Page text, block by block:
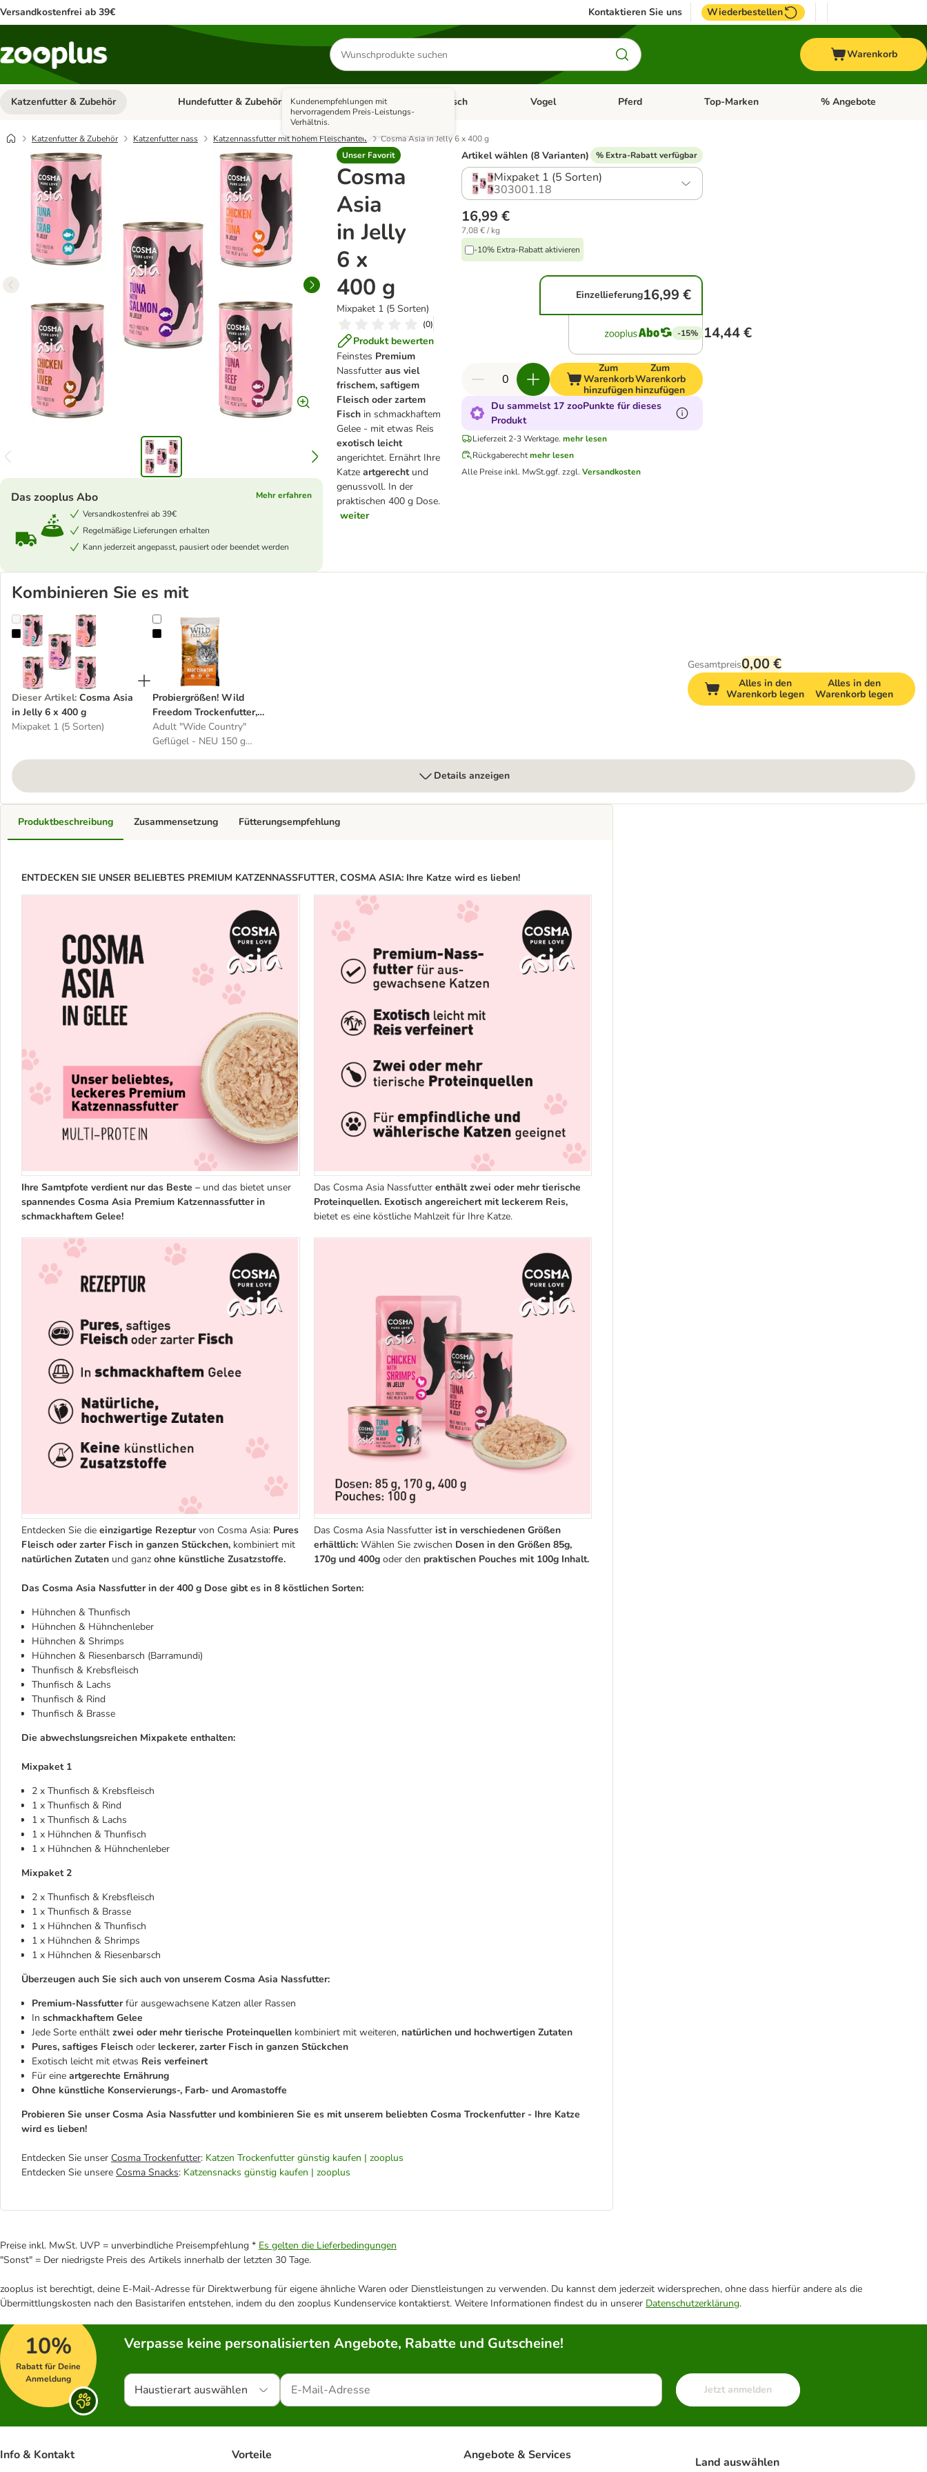
Versandkostenfrei ab 39€ Kontaktieren Sie uns Wiederbestellen
Produkte
suchen
Warenkorb
Katzenfutter & Zubehör Kategorie-Menü öffnen: Katzenfutter & Zubehör
Hundefutter & Zubehör Kategorie-Menü öffnen: Hundefutter & Zubehör
Kleintier Kategorie-Menü öffnen: Kleintier
Fisch Kategorie-Menü öffnen: Fisch
Vogel Kategorie-Menü öffnen: Vogel
Pferd Kategorie-Menü öffnen: Pferd
Top-Marken Kategorie-Menü öffnen:
% Angebote
Katzenfutter & Zubehör Katzenfutter nass Katzennassfutter mit hohem Fleischanteil
Cosma Asia in Jelly 6 x 400 g
Unser Favorit
Kundenempfehlungen mit
hervorragendem Preis-Leistungs-
Verhältnis.
Cosma
Asia
in Jelly
6 x
400 g
Mixpaket 1 (5 Sorten)
(0)
Produkt bewerten
Feinstes Premium
Nassfutter aus viel
frischem, saftigem
Fleisch oder zartem
Fischin schmackhaftem
Gelee - mit etwas Reis
exotisch leicht
angerichtet. Ernährt Ihre
Katze artgerechtund
genussvoll. In der
praktischen 400 g Dose.
weiter
Das zooplus Abo
Mehr erfahren
Versandkostenfrei ab 39€
Regelmäßige Lieferungen erhalten
Kann jederzeit angepasst, pausiert oder beendet werden
Artikel wählen (8 Varianten) % Extra-Rabatt verfügbar
Mixpaket 1 (5 Sorten)
303001.18
16,99 €
7,08 € / kg
-10% Extra-Rabatt aktivieren
Einzellieferung16,99 €
-15% 14,44 €
Zum
Warenkorb
hinzufügen
Zum
Warenkorb
hinzufügen
Du sammelst 17 zooPunkte für dieses
Produkt
Lieferzeit 2-3 Werktage. mehr lesen
Rückgaberecht mehr lesen
Alle Preise inkl. MwSt.ggf. zzgl. Versandkosten
Kombinieren Sie es mit
Cosma Asia in Jelly 6 x 400 g
Dieser Artikel: Cosma Asia
in Jelly 6 x 400 g
Mixpaket 1 (5 Sorten)
Probiergrößen! Wild Freedom Trockenfutter, Einzeldosen & Snacks
Probiergrößen! Wild
Freedom Trockenfutter,
Einzeldosen & Snacks
Adult "Wide Country"
Geflügel - NEU 150 g
Gesamtpreis0,00 €
Alles in den
Warenkorb legen
Alles in den
Warenkorb legen
Details anzeigen
Produktbeschreibung
ENTDECKEN SIE UNSER BELIEBTES PREMIUM KATZENNASSFUTTER, COSMA ASIA: Ihre Katze wird es lieben!
Ihre Samtpfote verdient nur das Beste – und das bietet unser
spannendes Cosma Asia Premium Katzennassfutter in
schmackhaftem Gelee!
Das Cosma Asia Nassfutterenthält zwei oder mehr tierische
Proteinquellen. Exotisch angereichert mit leckerem Reis,
bietet es eine köstliche Mahlzeit für Ihre Katze.
Entdecken Sie die einzigartige Rezepturvon Cosma Asia: Pures
Fleisch oder zarter Fisch in ganzen Stückchen, kombiniert mit
natürlichen Zutaten und ganz ohne künstliche Zusatzstoffe.
Das Cosma Asia Nassfutterist in verschiedenen Größen
erhältlich: Wählen Sie zwischen Dosen in den Größen 85g,
170g und 400g oder den praktischen Pouches mit 100g Inhalt.
Das Cosma Asia Nassfutter in der 400 g Dose gibt es in 8 köstlichen Sorten:
Hühnchen & Thunfisch
Hühnchen & Hühnchenleber
Hühnchen & Shrimps
Hühnchen & Riesenbarsch (Barramundi)
Thunfisch & Krebsfleisch
Thunfisch & Lachs
Thunfisch & Rind
Thunfisch & Brasse
Die abwechslungsreichen Mixpakete enthalten:
Mixpaket 1
2 x Thunfisch & Krebsfleisch
1 x Thunfisch & Rind
1 x Thunfisch & Lachs
1 x Hühnchen & Thunfisch
1 x Hühnchen & Hühnchenleber
Mixpaket 2
2 x Thunfisch & Krebsfleisch
1 x Thunfisch & Brasse
1 x Hühnchen & Thunfisch
1 x Hühnchen & Shrimps
1 x Hühnchen & Riesenbarsch
Überzeugen auch Sie sich auch von unserem Cosma Asia Nassfutter:
Premium-Nassfutterfür ausgewachsene Katzen aller Rassen
In schmackhaftem Gelee
Jede Sorte enthält zwei oder mehr tierische Proteinquellen kombiniert mit weiteren, natürlichen und hochwertigen Zutaten
Pures, saftiges Fleisch oder leckerer, zarter Fisch in ganzen Stückchen
Exotisch leicht mit etwas Reis verfeinert
Für eine artgerechte Ernährung
Ohne künstliche Konservierungs-, Farb- und Aromastoffe
Probieren Sie unser Cosma Asia Nassfutter und kombinieren Sie es mit unserem beliebten Cosma Trockenfutter - Ihre Katze
wird es lieben!
Entdecken Sie unser Cosma Trockenfutter: Katzen Trockenfutter günstig kaufen | zooplus
Entdecken Sie unsere Cosma Snacks: Katzensnacks günstig kaufen | zooplus
Zusammensetzung Fütterungsempfehlung
Preise inkl. MwSt. UVP = unverbindliche Preisempfehlung * Es gelten die Lieferbedingungen
"Sonst" = Der niedrigste Preis des Artikels innerhalb der letzten 30 Tage.
zooplus ist berechtigt, deine E-Mail-Adresse für Direktwerbung für eigene ähnliche Waren oder Dienstleistungen zu verwenden. Du kannst dem jederzeit widersprechen, ohne dass hierfür andere als die
Übermittlungskosten nach den Basistarifen entstehen, indem du den zooplus Kundenservice kontaktierst. Weitere Informationen findest du in unserer Datenschutzerklärung.
10%
Rabatt für Deine
Anmeldung
Verpasse keine personalisierten Angebote, Rabatte und Gutscheine!
Haustierart auswählen Jetzt anmelden
Info & Kontakt Vorteile Angebote & Services Land auswählen